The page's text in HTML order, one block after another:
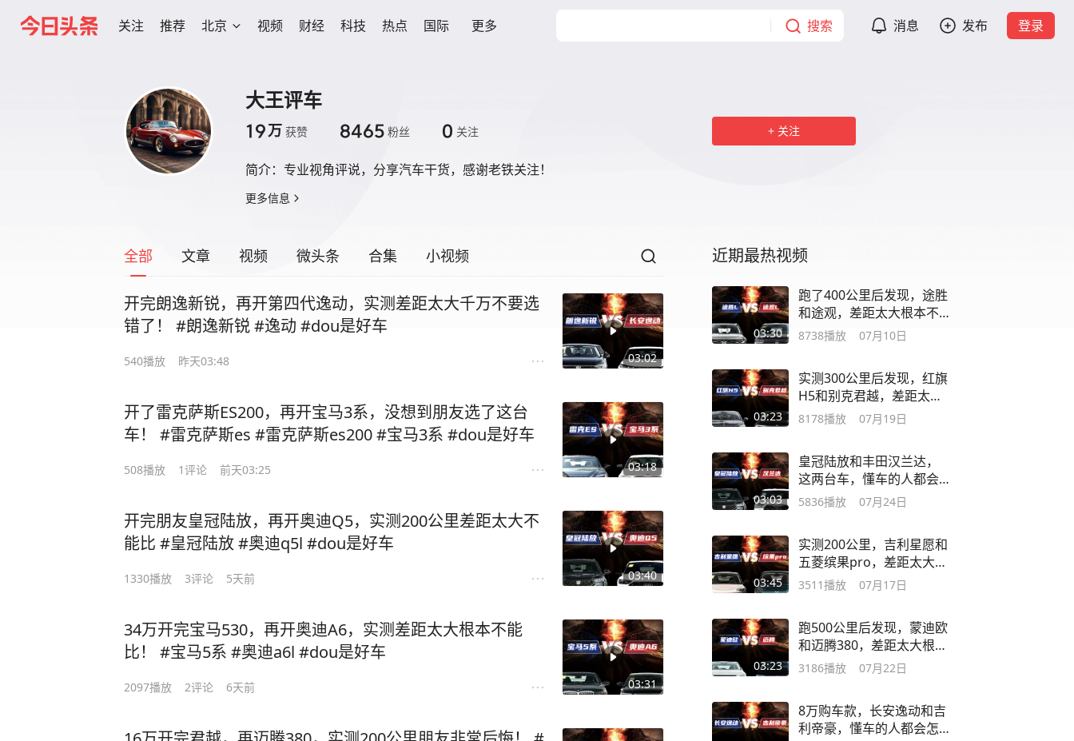
关注 推荐 北京 视频 财经 科技 热点 国际 更多 搜索 消息 发布 登录
大王评车
19万 获赞 8465 粉丝 0 关注
简介： 专业视角评说，分享汽车干货，感谢老铁关注！
更多信息
关注
全部 文章 视频 微头条 合集 小视频
03:02
开完朗逸新锐，再开第四代逸动，实测差距太大千万不要选
错了！ #朗逸新锐 #逸动 #dou是好车
540播放 昨天03:48
03:18
开了雷克萨斯ES200，再开宝马3系，没想到朋友选了这台
车！ #雷克萨斯es #雷克萨斯es200 #宝马3系 #dou是好车
508播放 1评论 前天03:25
03:40
开完朋友皇冠陆放，再开奥迪Q5，实测200公里差距太大不
能比 #皇冠陆放 #奥迪q5l #dou是好车
1330播放 3评论 5天前
03:31
34万开完宝马530，再开奥迪A6，实测差距太大根本不能
比！ #宝马5系 #奥迪a6l #dou是好车
2097播放 2评论 6天前
近期最热视频
03:30
跑了400公里后发现，途胜
和途观，差距太大根本不
是一个档次！ #途胜l #途
8738播放 07月10日
03:23
实测300公里后发现，红旗
H5和别克君越，差距太大
根本不能比 #红旗h5 #君
8178播放 07月19日
03:03
皇冠陆放和丰田汉兰达，
这两台车，懂车的人都会
怎么选呢？ #皇冠陆放 #汉
5836播放 07月24日
03:45
实测200公里，吉利星愿和
五菱缤果pro，差距太大别
选选错了 #吉利星愿 #五菱
3511播放 07月17日
03:23
跑500公里后发现，蒙迪欧
和迈腾380，差距太大根本
不能比！ #蒙迪欧 #迈腾
3186播放 07月22日
8万购车款，长安逸动和吉
利帝豪，懂车的人都会怎